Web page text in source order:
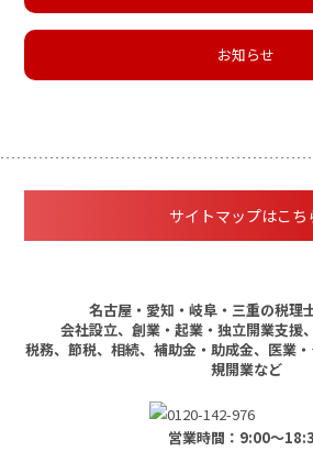
お知らせ
サイトマップはこち
名古屋・愛知・岐阜・三重の税理
会社設立、創業・起業・独立開業支援
税務、節税、相続、補助金・助成金、医業
規開業など
営業時間：9:00～